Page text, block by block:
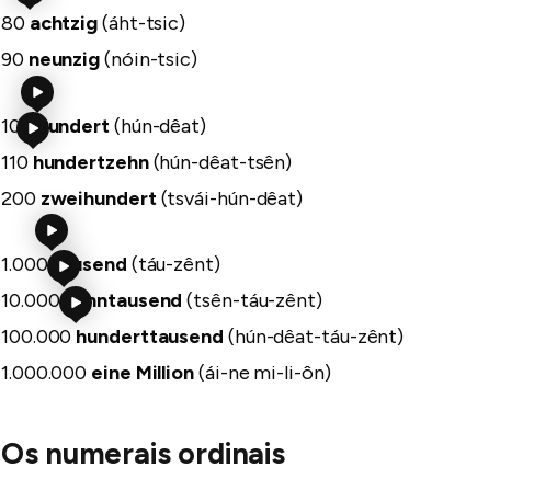
80 achtzig(áht-tsic)
90 neunzig(nóin-tsic)
100hundert(hún-dêat)
110 hundertzehn(hún-dêat-tsên)
200 zweihundert(tsvái-hún-dêat)
1.000 tausend (táu-zênt)
10.000 zehntausend(tsên-táu-zênt)
100.000 hunderttausend (hún-dêat-táu-zênt)
1.000.000 eine Million(ái-ne mi-li-ôn)
Os numerais ordinais